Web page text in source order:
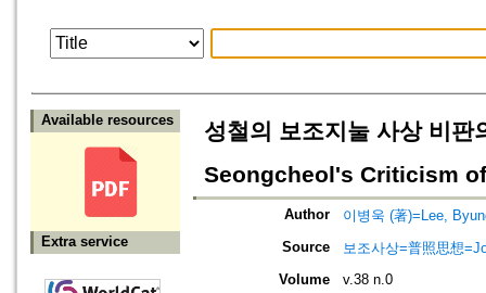
Available resources
Extra service
성철의 보조지눌 사상 비
Seongcheol's Criticism
Author
이병욱 (著)=Lee,
Source
보조사상=普照思想
Volume
v.38 n.0